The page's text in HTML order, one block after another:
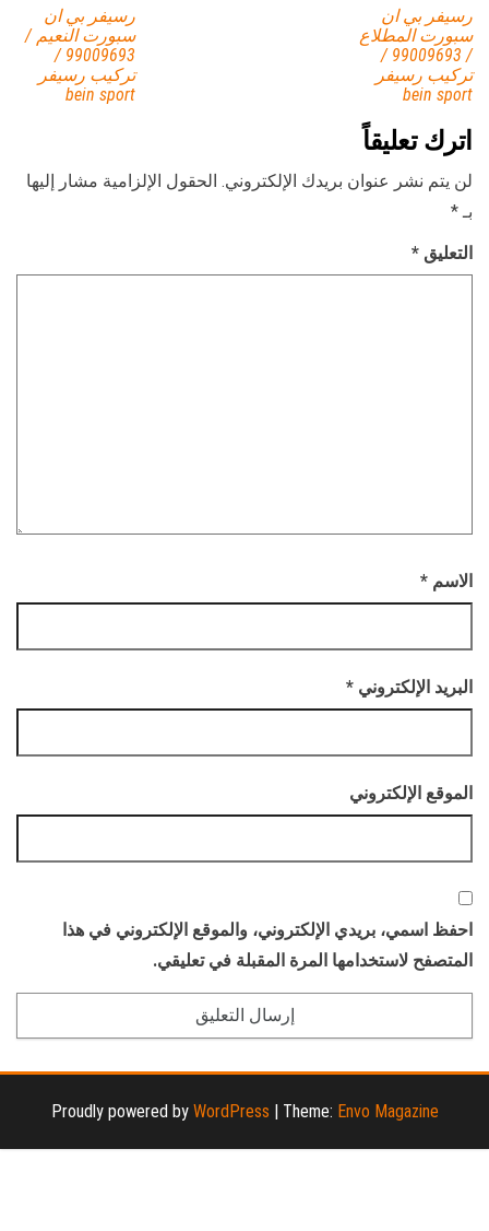
رسيفر بي ان
سبورت النعيم /
99009693 /
تركيب رسيفر
bein sport
رسيفر بي ان
سبورت المطلاع
/ 99009693 /
تركيب رسيفر
bein sport
اترك تعليقاً
لن يتم نشر عنوان بريدك الإلكتروني. الحقول الإلزامية مشار إليها
بـ*
التعليق *
الاسم *
البريد الإلكتروني *
الموقع الإلكتروني
احفظ اسمي، بريدي الإلكتروني، والموقع الإلكتروني في هذا
المتصفح لاستخدامها المرة المقبلة في تعليقي.
Proudly powered by WordPress | Theme: Envo Magazine